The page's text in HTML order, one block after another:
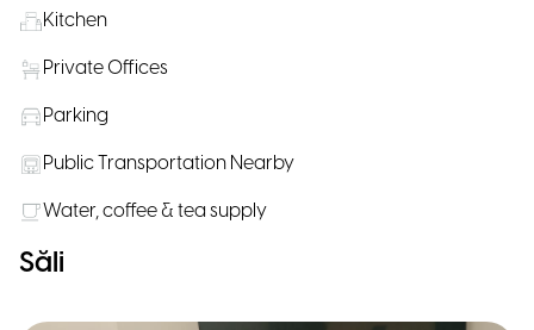
Kitchen
Private Offices
Parking
Public Transportation Nearby
Water, coffee & tea supply
Săli